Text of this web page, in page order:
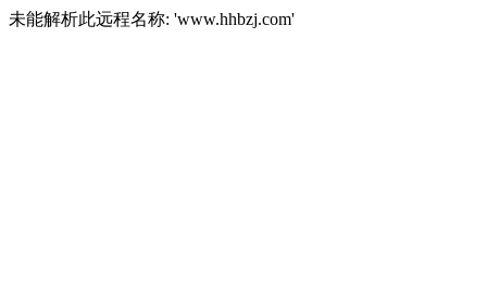
未能解析此远程名称: 'www.hhbzj.com'